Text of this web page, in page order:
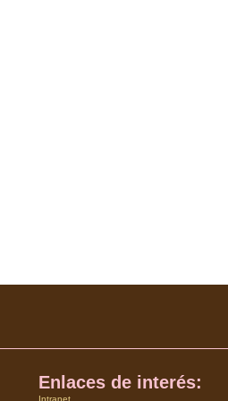
Enlaces de interés:
Intranet